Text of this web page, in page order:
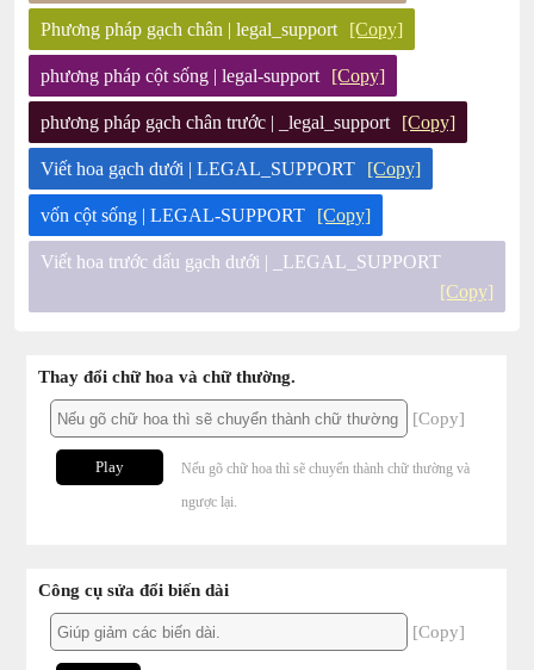
Phương pháp gạch chân | legal_support [Copy]
phương pháp cột sống | legal-support [Copy]
phương pháp gạch chân trước | _legal_support [Copy]
Viết hoa gạch dưới | LEGAL_SUPPORT [Copy]
vốn cột sống | LEGAL-SUPPORT [Copy]
Viết hoa trước dấu gạch dưới | _LEGAL_SUPPORT
[Copy]
Thay đổi chữ hoa và chữ thường.
[Copy]
Play
Nếu gõ chữ hoa thì sẽ chuyển thành chữ thường và
ngược lại.
Công cụ sửa đổi biến dài
[Copy]